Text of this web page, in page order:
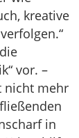
kreative
vor. –
nicht mehr
in